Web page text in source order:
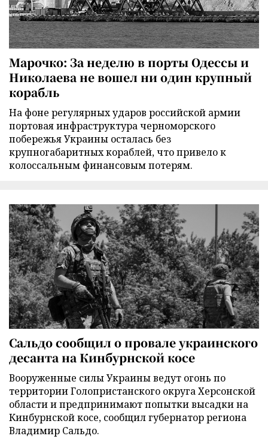
Марочко: За неделю в порты Одессы и
Николаева не вошел ни один крупный
корабль
На фоне регулярных ударов российской армии
портовая инфраструктура черноморского
побережья Украины осталась без
крупногабаритных кораблей, что привело к
колоссальным финансовым потерям.
Сальдо сообщил о провале украинского
десанта на Кинбурнской косе
Вооруженные силы Украины ведут огонь по
территории Голопристанского округа Херсонской
области и предпринимают попытки высадки на
Кинбурнской косе, сообщил губернатор региона
Владимир Сальдо.